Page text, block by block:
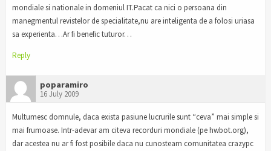
mondiale si nationale in domeniul IT.Pacat ca nici o persoana din
manegmentul revistelor de specialitate,nu are inteligenta de a folosi uriasa
sa experienta…Ar fi benefic tuturor…
Reply
poparamiro
16 July 2009
Multumesc domnule, daca exista pasiune lucrurile sunt “ceva” mai simple si
mai frumoase. Intr-adevar am citeva recorduri mondiale (pe hwbot.org),
dar acestea nu ar fi fost posibile daca nu cunosteam comunitatea crazypc